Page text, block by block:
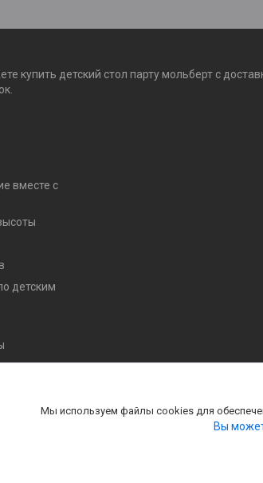
купить детский стол парту мольберт с
вместе с
детским
ящик для
Мы используем файлы cookies для
Вы